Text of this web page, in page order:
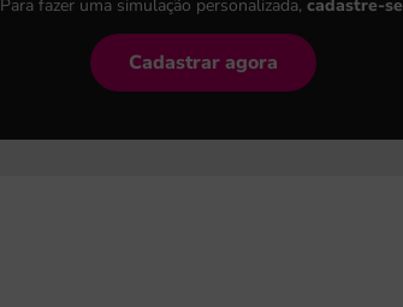
Para fazer uma simulação personalizada, cadastre-se
Cadastrar agora